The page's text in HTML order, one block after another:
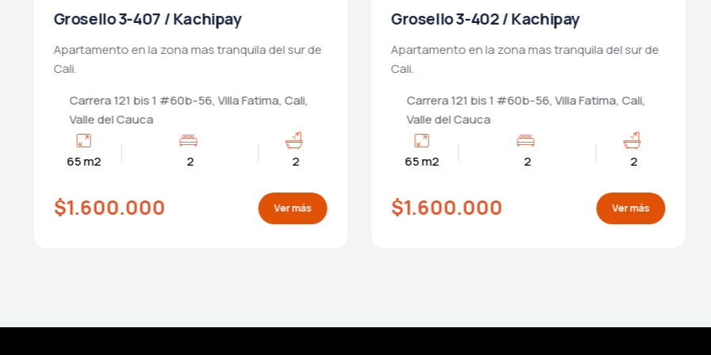
Manzano 7-507 / Kachipay
Apartamento en la zona mas tranquila del sur de
Cali.
Hacienda Kachipay, Cra 121 #56-97, Villa
Fatima, Cali, Valle del Cauca
65 m2 2 2
$1.600.000 Ver más
Grosello 3-407 / Kachipay
Apartamento en la zona mas tranquila del sur de
Cali.
Carrera 121 bis 1 #60b-56, Villa Fatima, Cali,
Valle del Cauca
65 m2 2 2
$1.600.000 Ver más